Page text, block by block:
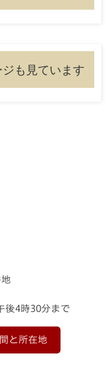
も見ています
後4時30分まで
と所在地